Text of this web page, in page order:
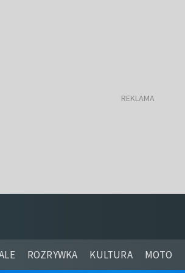
ROZRYWKA KULTURA MOTO